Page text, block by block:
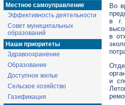
Местное самоуправление
Эффективность деятельности
Совет муниципальных
образований
Наши приоритеты
Здравоохранение
Образование
Доступное жилье
Сельское хозяйство
Газификация
Во
в г.
в
и